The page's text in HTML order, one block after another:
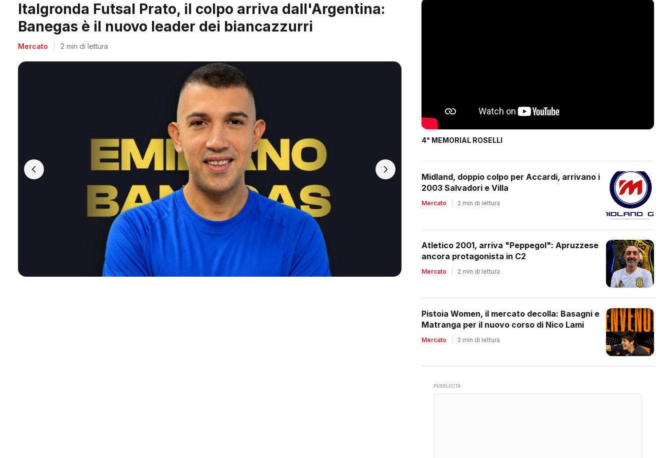
Arpi Nova, il colpo dell'estate è servito: arriva Riccardo
Berti, il re dei bomber toscani
Mercato 2 min di lettura
4° MEMORIAL ROSELLI
Midland, doppio colpo per Accardi, arrivano i
2003 Salvadori e Villa
Mercato 2 min di lettura
Atletico 2001, arriva "Peppegol": Apruzzese
ancora protagonista in C2
Mercato 2 min di lettura
Pistoia Women, il mercato decolla: Basagni e
Matranga per il nuovo corso di Nico Lami
Mercato 2 min di lettura
PUBBLICITÀ